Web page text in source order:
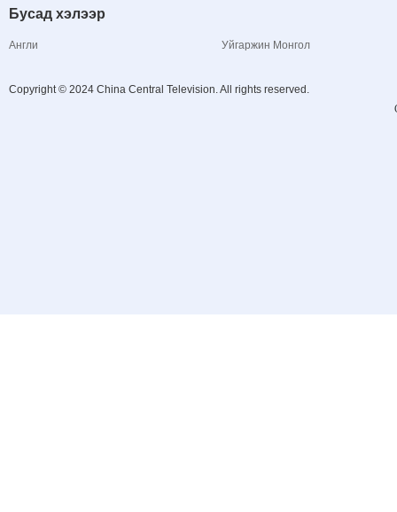
Бусад хэлээр
Англи Уйгаржин Монгол
Copyright © 2024 China Central Television. All rights reserved.